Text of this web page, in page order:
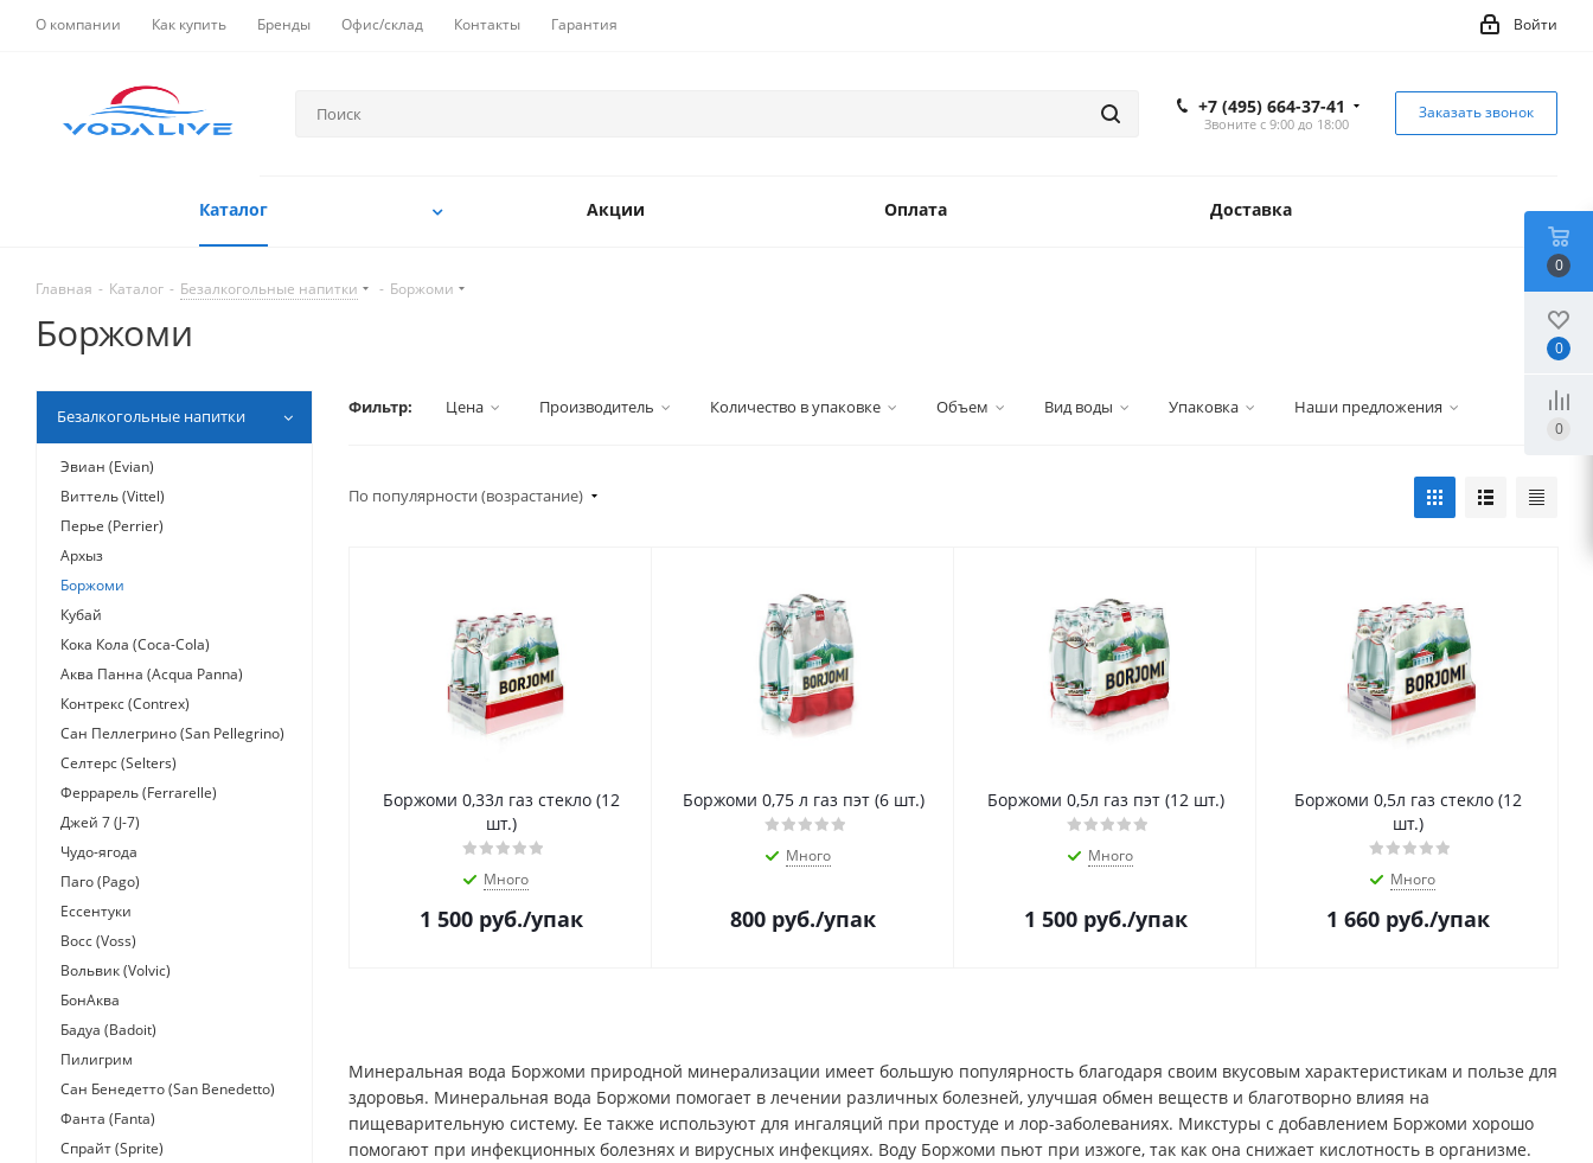
О компании Как купить Бренды Офис/склад Контакты Гарантия Войти
+7 (495) 664-37-41
Звоните с 9:00 до 18:00
Заказать звонок
Каталог Акции Оплата Доставка
Главная - Каталог - Безалкогольные напитки - Боржоми
Боржоми
Фильтр: Цена Производитель Количество в упаковке Объем Вид воды Упаковка Наши предложения
По популярности (возрастание)
Боржоми 0,33л газ стекло (12
шт.)
Много
1 500руб./упак
Боржоми 0,75 л газ пэт (6 шт.)
Много
800 руб./упак
Боржоми 0,5л газ пэт (12 шт.)
Много
1 500руб./упак
Боржоми 0,5л газ стекло (12
шт.)
Много
1 660руб./упак
Минеральная вода Боржоми природной минерализации имеет большую популярность благодаря своим вкусовым характеристикам и пользе для
здоровья. Минеральная вода Боржоми помогает в лечении различных болезней, улучшая обмен веществ и благотворно влияя на
пищеварительную систему. Ее также используют для ингаляций при простуде и лор-заболеваниях. Микстуры с добавлением Боржоми хорошо
помогают при инфекционных болезнях и вирусных инфекциях. Воду Боржоми пьют при изжоге, так как она снижает кислотность в организме.
Безалкогольные напитки
Эвиан (Evian)
Виттель (Vittel)
Перье (Perrier)
Архыз
Боржоми
Кубай
Кока Кола (Coca-Cola)
Аква Панна (Acqua Panna)
Контрекс (Contrex)
Сан Пеллегрино (San Pellegrino)
Селтерс (Selters)
Феррарель (Ferrarelle)
Джей 7 (J-7)
Чудо-ягода
Паго (Pago)
Ессентуки
Восс (Voss)
Вольвик (Volvic)
БонАква
Бадуа (Badoit)
Пилигрим
Сан Бенедетто (San Benedetto)
Фанта (Fanta)
Спрайт (Sprite)
0
0
0